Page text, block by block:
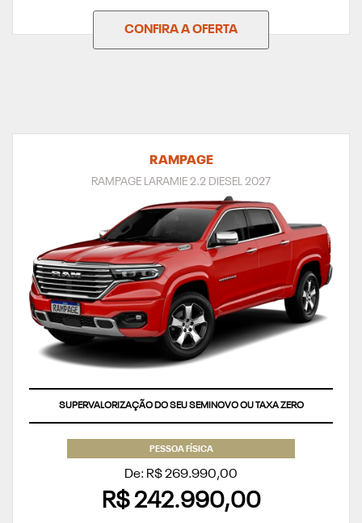
CONFIRA A OFERTA
RAMPAGE
RAMPAGE LARAMIE 2.2 DIESEL 2027
SUPERVALORIZAÇÃO DO SEU SEMINOVO OU TAXA ZERO
PESSOA FÍSICA
De: R$ 269.990,00
R$ 242.990,00